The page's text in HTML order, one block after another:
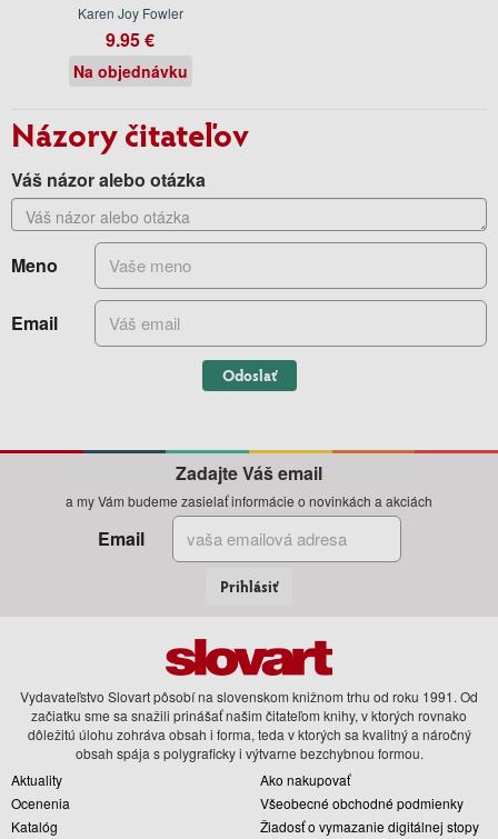
Karen Joy Fowler
9.95 €
Na objednávku
Názory čitateľov
Váš názor alebo otázka
Meno
Email
Odoslať
Zadajte Váš email
a my Vám budeme zasielať informácie o novinkách a akciách
Email
Prihlásiť
Vydavateľstvo Slovart pôsobí na slovenskom knižnom trhu od roku 1991. Od
začiatku sme sa snažili prinášať našim čitateľom knihy, v ktorých rovnako
dôležitú úlohu zohráva obsah i forma, teda v ktorých sa kvalitný a náročný
obsah spája s polygraficky i výtvarne bezchybnou formou.
Aktuality
Ocenenia
Katalóg
Ako nakupovať
Všeobecné obchodné podmienky
Žiadosť o vymazanie digitálnej stopy